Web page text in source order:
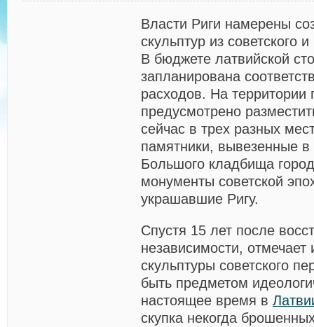
Власти Риги намерены
скульптур из советского
В бюджете латвийской
запланирована
расходов. На территории
предусмотрено
сейчас в трех разных
памятники, вывезенные
Большого кладбища
монументы советской
украшавшие Ригу.
Спустя 15 лет после
независимости, отмечает
скульптуры советского
быть предметом
настоящее время в
скупка некогда